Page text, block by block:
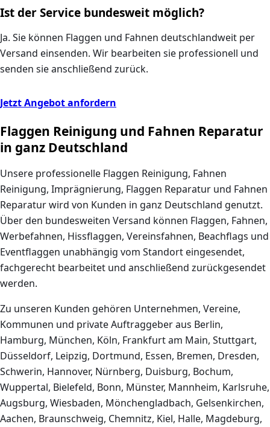
Ist der Service bundesweit möglich?
Ja. Sie können Flaggen und Fahnen deutschlandweit per
Versand einsenden. Wir bearbeiten sie professionell und
senden sie anschließend zurück.
Jetzt Angebot anfordern
Flaggen Reinigung und Fahnen Reparatur
in ganz Deutschland
Unsere professionelle Flaggen Reinigung, Fahnen
Reinigung, Imprägnierung, Flaggen Reparatur und Fahnen
Reparatur wird von Kunden in ganz Deutschland genutzt.
Über den bundesweiten Versand können Flaggen, Fahnen,
Werbefahnen, Hissflaggen, Vereinsfahnen, Beachflags und
Eventflaggen unabhängig vom Standort eingesendet,
fachgerecht bearbeitet und anschließend zurückgesendet
werden.
Zu unseren Kunden gehören Unternehmen, Vereine,
Kommunen und private Auftraggeber aus Berlin,
Hamburg, München, Köln, Frankfurt am Main, Stuttgart,
Düsseldorf, Leipzig, Dortmund, Essen, Bremen, Dresden,
Schwerin, Hannover, Nürnberg, Duisburg, Bochum,
Wuppertal, Bielefeld, Bonn, Münster, Mannheim, Karlsruhe,
Augsburg, Wiesbaden, Mönchengladbach, Gelsenkirchen,
Aachen, Braunschweig, Chemnitz, Kiel, Halle, Magdeburg,